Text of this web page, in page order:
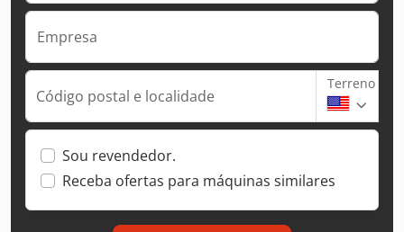
Empresa
Código postal e localidade
Terreno
Sou revendedor.
Receba ofertas para máquinas similares